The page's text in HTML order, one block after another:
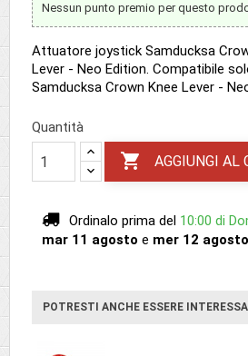
Nessun punto premio per questo
Attuatore joystick Samducksa
Lever - Neo Edition. Compatibile
Samducksa Crown Knee Lever -
Quantità
 AGGIUNGI AL
Ordinalo prima del 10:00 di
mar 11 agosto e mer 12 agosto
POTRESTI ANCHE ESSERE